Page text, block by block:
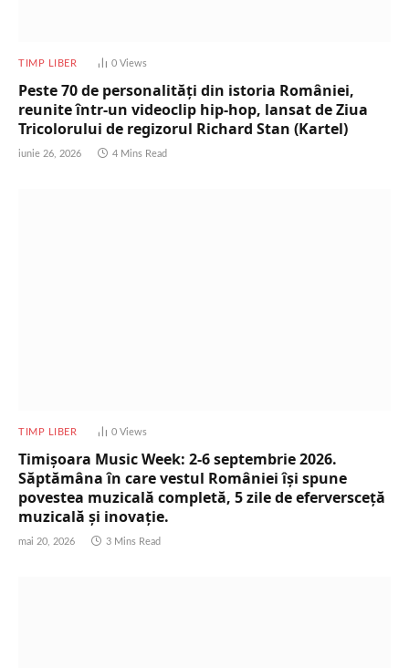
TIMP LIBER 0 Views
Peste 70 de personalități din istoria României,
reunite într-un videoclip hip-hop, lansat de Ziua
Tricolorului de regizorul Richard Stan (Kartel)
iunie 26, 2026 4 Mins Read
TIMP LIBER 0 Views
Timișoara Music Week: 2-6 septembrie 2026.
Săptămâna în care vestul României își spune
povestea muzicală completă, 5 zile de eferversceță
muzicală și inovație.
mai 20, 2026 3 Mins Read